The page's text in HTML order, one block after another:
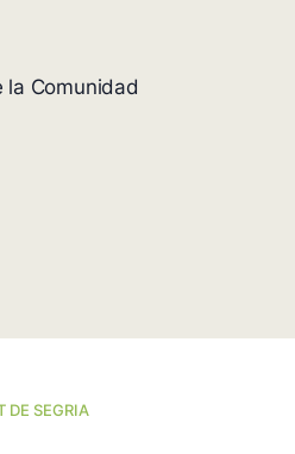
la Comunidad
DE SEGRIA